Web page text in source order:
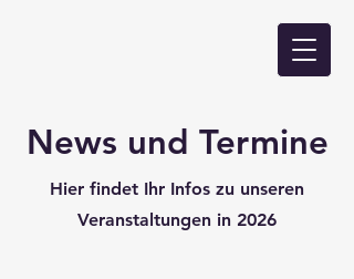
News und Termine
Hier findet Ihr Infos zu unseren
Veranstaltungen in 2026